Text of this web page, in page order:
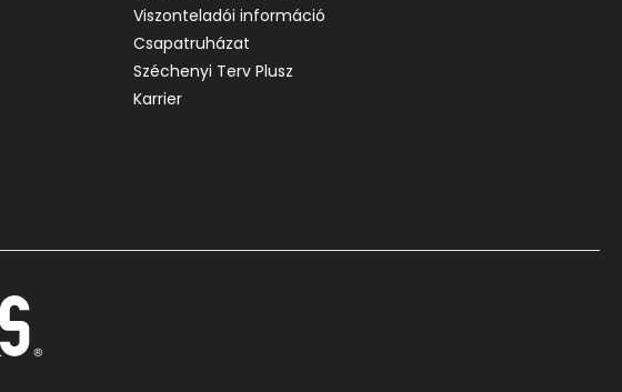
Viszonteladói információ
Csapatruházat
Széchenyi Terv Plusz
Karrier